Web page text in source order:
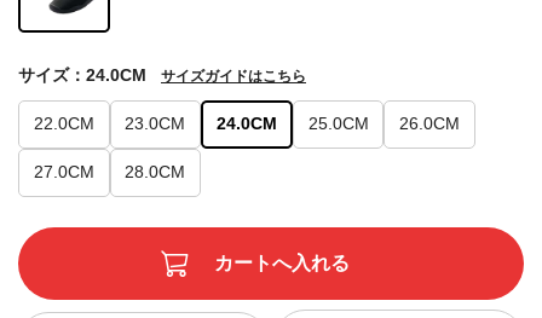
22.0CM 23.0CM 24.0CM 25.0CM 26.0CM
27.0CM 28.0CM
サイズ：24.0CM サイズガイドはこちら